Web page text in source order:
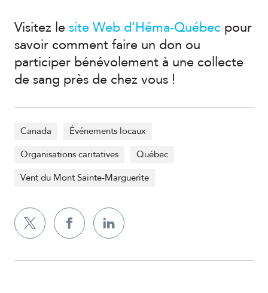
Visitez le site Web d’Héma-Québec pour
savoir comment faire un don ou
participer bénévolement à une collecte
de sang près de chez vous !
Canada Événements locaux
Organisations caritatives Québec
Vent du Mont Sainte-Marguerite